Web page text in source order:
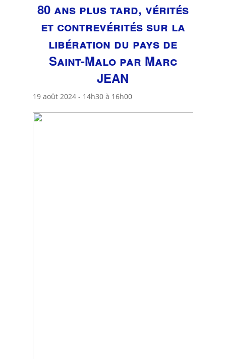
80 ans plus tard, vérités
et contrevérités sur la
libération du pays de
Saint-Malo par Marc
JEAN
19 août 2024 - 14h30à 16h00